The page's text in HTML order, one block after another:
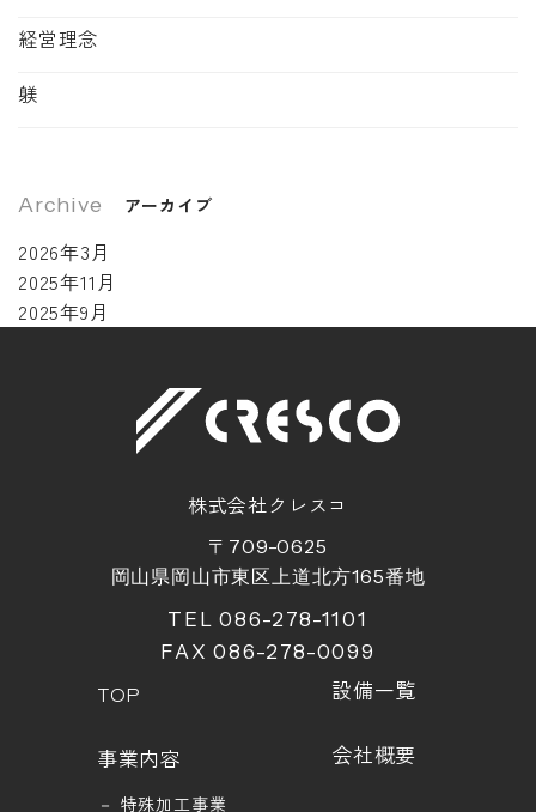
経営理念
躾
Archive アーカイブ
2026年3月
2025年11月
2025年9月
株式会社クレスコ
〒709-0625
岡山県岡山市東区上道北方165番地
TEL 086-278-1101
FAX 086-278-0099
TOP
事業内容
－ 特殊加工事業
設備一覧
会社概要